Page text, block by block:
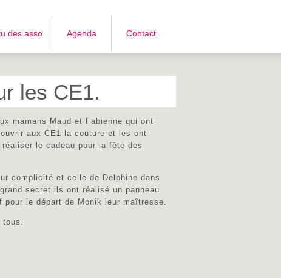
des asso Agenda Contact
les CE1.
mamans Maud et Fabienne qui ont
aux CE1 la couture et les ont
réaliser le cadeau pour la fête des
complicité et celle de Delphine dans
secret ils ont réalisé un panneau
pour le départ de Monik leur maîtresse.
tous.